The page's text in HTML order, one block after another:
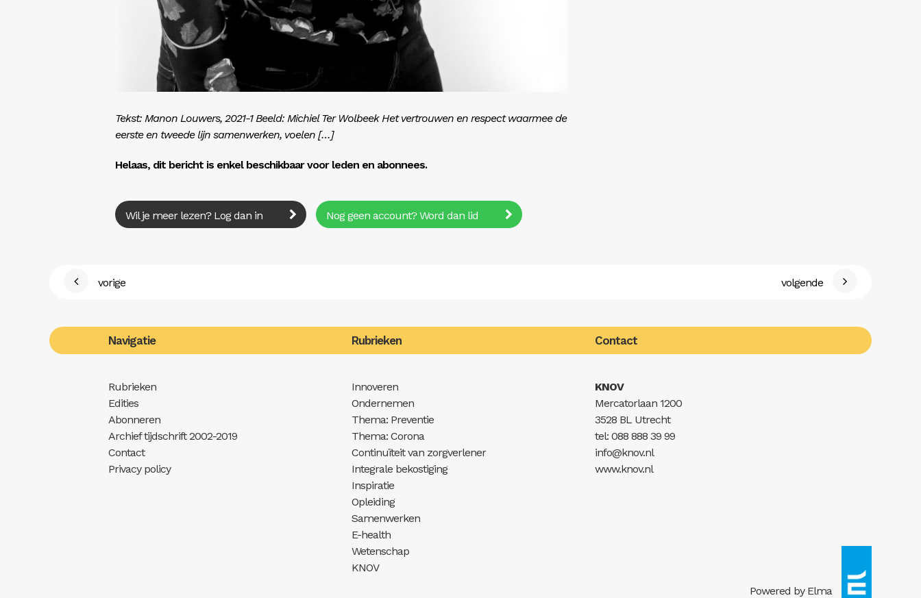
Tekst: Manon Louwers, 2021-1 Beeld: Michiel Ter Wolbeek Het vertrouwen en respect waarmee de
eerste en tweede lijn samenwerken, voelen […]
Helaas, dit bericht is enkel beschikbaar voor leden en abonnees.
Wil je meer lezen? Log dan in Nog geen account? Word dan lid
vorige volgende
Powered by Elma
Navigatie Rubrieken Contact
Rubrieken
Edities
Abonneren
Archief tijdschrift 2002-2019
Contact
Privacy policy
Innoveren
Ondernemen
Thema: Preventie
Thema: Corona
Continuïteit van zorgverlener
Integrale bekostiging
Inspiratie
Opleiding
Samenwerken
E-health
Wetenschap
KNOV
KNOV
Mercatorlaan 1200
3528 BL Utrecht
tel: 088 888 39 99
info@knov.nl
www.knov.nl